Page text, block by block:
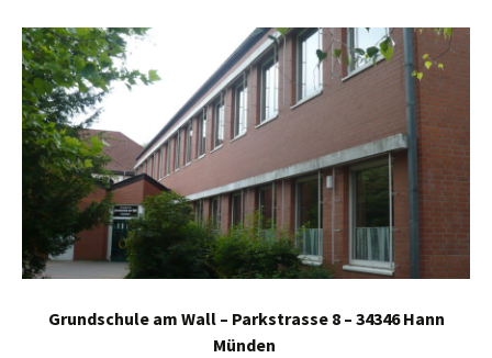
Grundschule am Wall – Parkstrasse 8 – 34346 Hann
Münden